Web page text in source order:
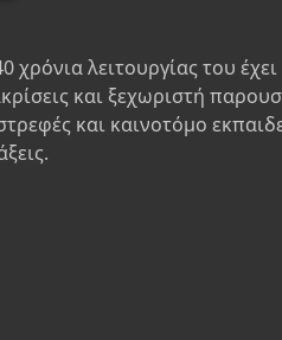
λειτουργίας του
και ξεχωριστή
και καινοτόμο